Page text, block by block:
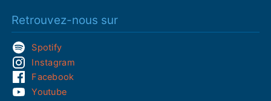
Retrouvez-nous sur
Spotify
Instagram
Facebook
Youtube